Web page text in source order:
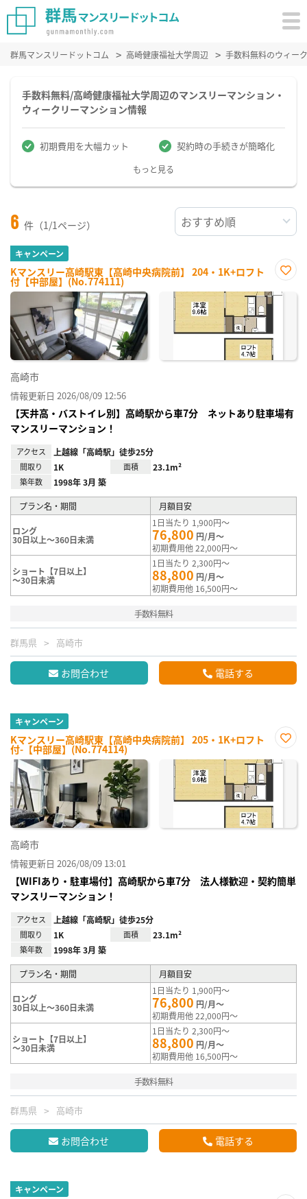
群馬マンスリードットコム 高崎健康福祉大学周辺 手数料無料のウィー
手数料無料/高崎健康福祉大学周辺のマンスリーマンション・
ウィークリーマンション情報
初期費用を大幅カット 契約時の手続きが簡略化
もっと見る
6 件（1/1ページ）
キャンペーン
Kマンスリー高崎駅東【高崎中央病院前】 204・1K+ロフト
付【中部屋】(No.774111)
に入
高崎市
情報更新日 2026/08/09 12:56
【天井高・バストイレ別】高崎駅から車7分 ネットあり駐車場有
マンスリーマンション！
アクセス 上越線「高崎駅」徒歩25分
間取り 1K 面積 23.1m²
築年数 1998年 3月 築
プラン名・期間 月額目安
ロング
30日以上～360日未満
1日当たり 1,900円～
76,800 円/月～
初期費用他 22,000円～
ショート【7日以上】
～30日未満
1日当たり 2,300円～
88,800 円/月～
初期費用他 16,500円～
手数料無料
群馬県 高崎市
お問合わせ 電話する
キャンペーン
Kマンスリー高崎駅東【高崎中央病院前】 205・1K+ロフト
付-【中部屋】(No.774114)
に入
高崎市
情報更新日 2026/08/09 13:01
【WIFIあり・駐車場付】高崎駅から車7分 法人様歓迎・契約簡単
マンスリーマンション！
アクセス 上越線「高崎駅」徒歩25分
間取り 1K 面積 23.1m²
築年数 1998年 3月 築
プラン名・期間 月額目安
ロング
30日以上～360日未満
1日当たり 1,900円～
76,800 円/月～
初期費用他 22,000円～
ショート【7日以上】
～30日未満
1日当たり 2,300円～
88,800 円/月～
初期費用他 16,500円～
手数料無料
群馬県 高崎市
お問合わせ 電話する
キャンペーン